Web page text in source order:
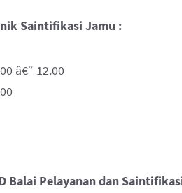
Saintifikasi Jamu :
â€“ 12.00
Balai Pelayanan dan